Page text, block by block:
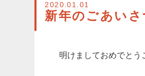
2020.01.01
新年のごあいさ
明けましておめでとう